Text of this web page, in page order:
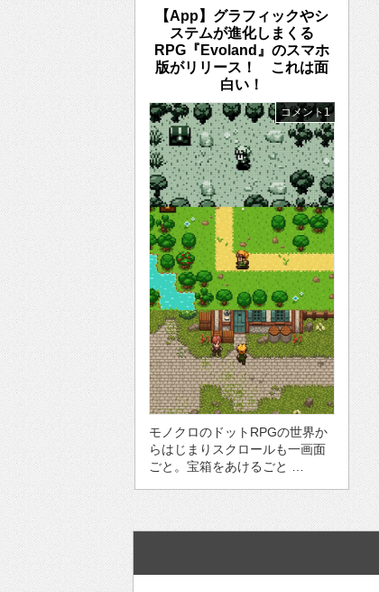
【App】グラフィックやシ
ステムが進化しまくる
RPG『Evoland』のスマホ
版がリリース！ これは面
白い！
コメント1
モノクロのドットRPGの世界か
らはじまりスクロールも一画面
ごと。宝箱をあけるごと …